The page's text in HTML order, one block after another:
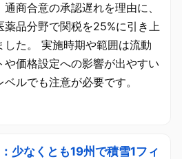
商合意の承認遅れを理由に、
薬品分野で関税を25%に引き上
した。 実施時期や範囲は流動
や価格設定への影響が出やすい
ルでも注意が必要です。
少なくとも19州で積雪1フィ